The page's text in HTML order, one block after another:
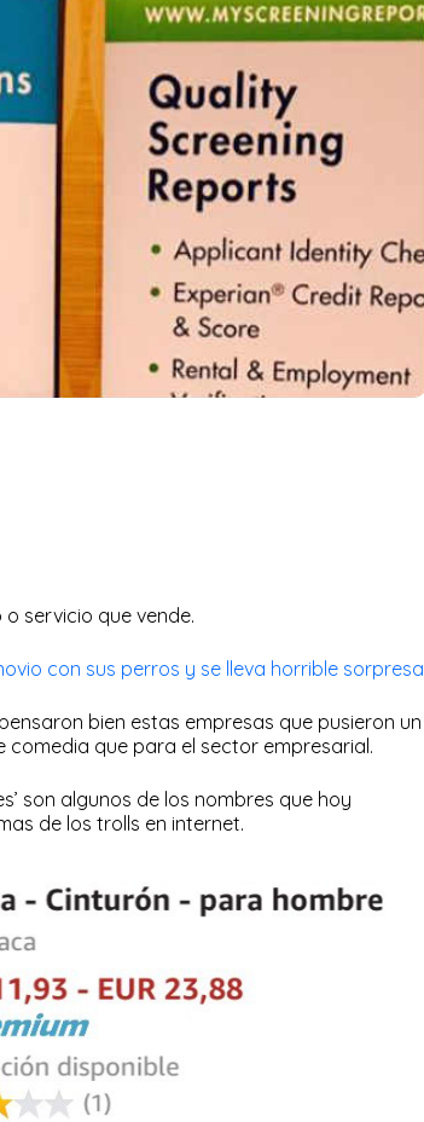
servicio que vende.
con sus perros y se lleva horrible sorpresa
bien estas empresas que pusieron un
que para el sector empresarial.
son algunos de los nombres que hoy
de los trolls en internet.